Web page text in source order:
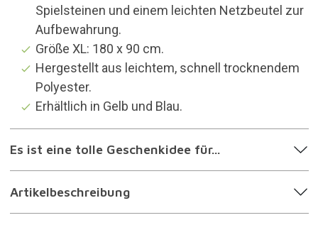
Spielsteinen und einem leichten Netzbeutel zur
Aufbewahrung.
Größe XL: 180 x 90 cm.
Hergestellt aus leichtem, schnell trocknendem
Polyester.
Erhältlich in Gelb und Blau.
Es ist eine tolle Geschenkidee für...
Artikelbeschreibung